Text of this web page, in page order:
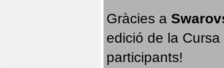
Gràcies a
edició de la
participants!